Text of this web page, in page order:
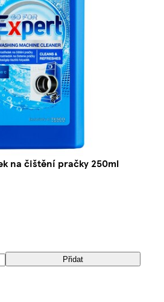
na čištění pračky 250ml
Přidat